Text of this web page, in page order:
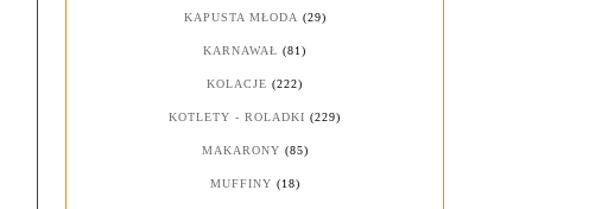
KAPUSTA MŁODA (29)
KARNAWAŁ (81)
KOLACJE (222)
KOTLETY - ROLADKI (229)
MAKARONY (85)
MUFFINY (18)